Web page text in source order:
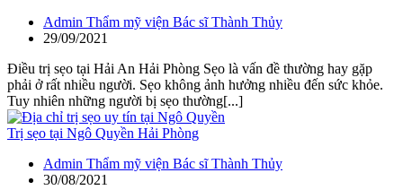
Admin Thẩm mỹ viện Bác sĩ Thành Thủy
29/09/2021
Điều trị sẹo tại Hải An Hải Phòng Sẹo là vấn đề thường hay gặp
phải ở rất nhiều người. Sẹo không ảnh hưởng nhiều đến sức khỏe.
Tuy nhiên những người bị sẹo thường[...]
Trị sẹo tại Ngô Quyền Hải Phòng
Admin Thẩm mỹ viện Bác sĩ Thành Thủy
30/08/2021